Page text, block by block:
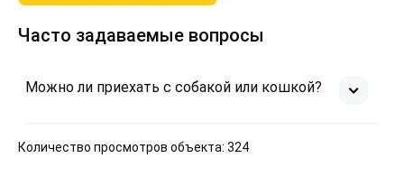
Часто задаваемые вопросы
Можно ли приехать с собакой или кошкой?
Количество просмотров объекта: 324